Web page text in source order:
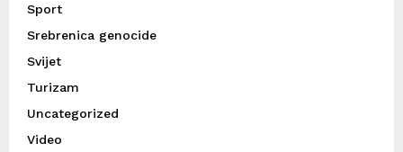
Sport
Srebrenica genocide
Svijet
Turizam
Uncategorized
Video